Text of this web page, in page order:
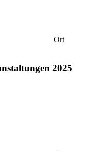
Ort
2025